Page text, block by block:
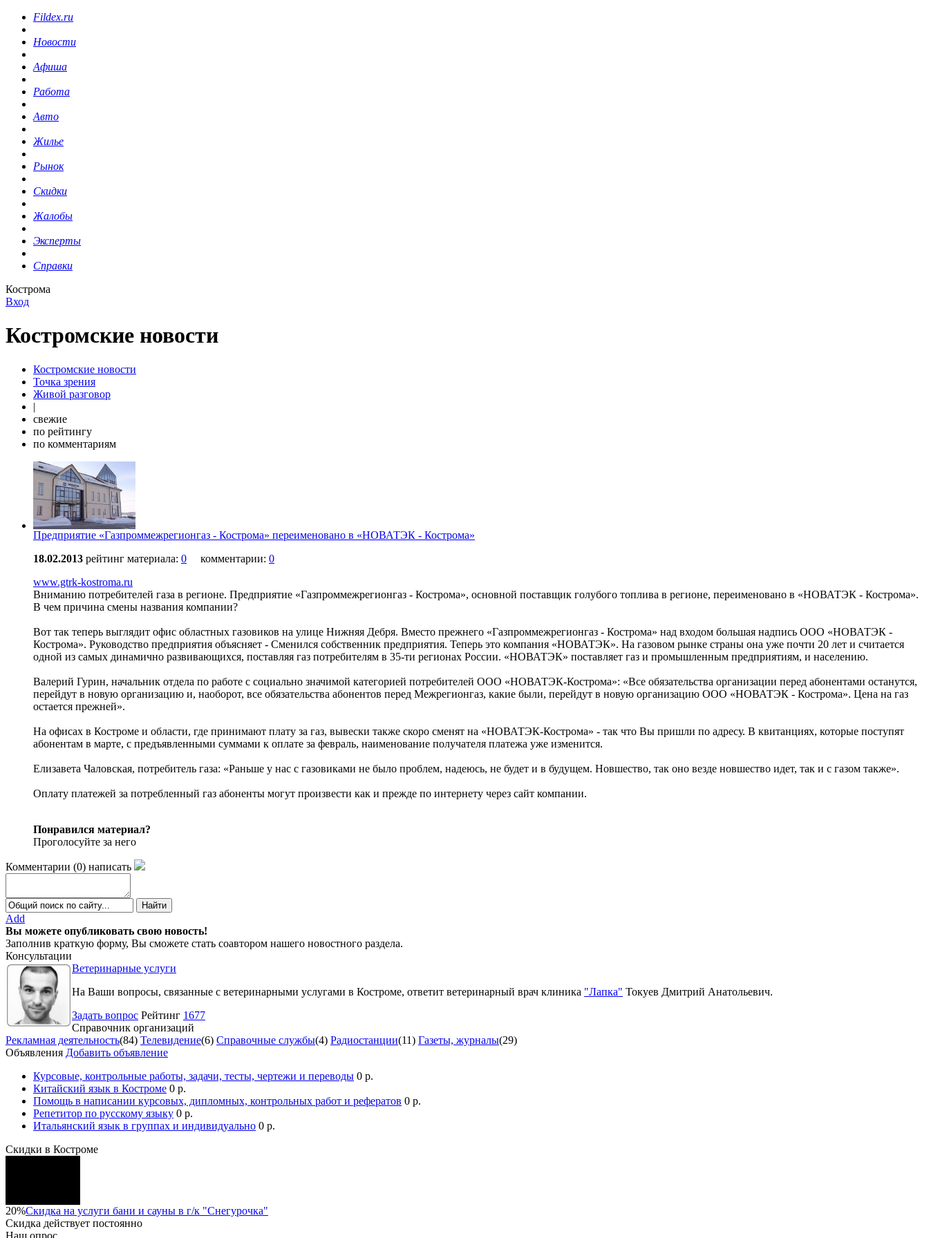
Fildex.ru
Новости
Афиша
Работа
Авто
Жилье
Рынок
Скидки
Жалобы
Эксперты
Справки
Кострома
Вход
Костромские новости
Костромские новости
Точка зрения
Живой разговор
|
свежие
по рейтингу
по комментариям
Предприятие «Газпроммежрегионгаз - Кострома» переименовано в «НОВАТЭК - Кострома»
18.02.2013 рейтинг материала: 0 комментарии: 0
www.gtrk-kostroma.ru
Вниманию потребителей газа в регионе. Предприятие «Газпроммежрегионгаз - Кострома», основной поставщик голубого топлива в регионе, переименовано в «НОВАТЭК - Кострома».
В чем причина смены названия компании?
Вот так теперь выглядит офис областных газовиков на улице Нижняя Дебря. Вместо прежнего «Газпроммежрегионгаз - Кострома» над входом большая надпись ООО «НОВАТЭК -
Кострома». Руководство предприятия объясняет - Сменился собственник предприятия. Теперь это компания «НОВАТЭК». На газовом рынке страны она уже почти 20 лет и считается
одной из самых динамично развивающихся, поставляя газ потребителям в 35-ти регионах России. «НОВАТЭК» поставляет газ и промышленным предприятиям, и населению.
Валерий Гурин, начальник отдела по работе с социально значимой категорией потребителей ООО «НОВАТЭК-Кострома»: «Все обязательства организации перед абонентами останутся,
перейдут в новую организацию и, наоборот, все обязательства абонентов перед Межрегионгаз, какие были, перейдут в новую организацию ООО «НОВАТЭК - Кострома». Цена на газ
остается прежней».
На офисах в Костроме и области, где принимают плату за газ, вывески также скоро сменят на «НОВАТЭК-Кострома» - так что Вы пришли по адресу. В квитанциях, которые поступят
абонентам в марте, с предъявленными суммами к оплате за февраль, наименование получателя платежа уже изменится.
Елизавета Чаловская, потребитель газа: «Раньше у нас с газовиками не было проблем, надеюсь, не будет и в будущем. Новшество, так оно везде новшество идет, так и с газом также».
Оплату платежей за потребленный газ абоненты могут произвести как и прежде по интернету через сайт компании.
Понравился материал?
Проголосуйте за него
Комментарии (0) написать
Add
Вы можете опубликовать свою новость!
Заполнив краткую форму, Вы сможете стать соавтором нашего новостного раздела.
Консультации
Ветеринарные услуги
На Ваши вопросы, связанные с ветеринарными услугами в Костроме, ответит ветеринарный врач клиника "Лапка" Токуев Дмитрий Анатольевич.
Задать вопрос Рейтинг 1677
Справочник организаций
Рекламная деятельность(84) Телевидение(6) Справочные службы(4) Радиостанции(11) Газеты, журналы(29)
Объявления Добавить объявление
Курсовые, контрольные работы, задачи, тесты, чертежи и переводы 0 р.
Китайский язык в Костроме 0 р.
Помощь в написании курсовых, дипломных, контрольных работ и рефератов 0 р.
Репетитор по русскому языку 0 р.
Итальянский язык в группах и индивидуально 0 р.
Скидки в Костроме
20%Скидка на услуги бани и сауны в г/к "Снегурочка"
Скидка действует постоянно
Наш опрос